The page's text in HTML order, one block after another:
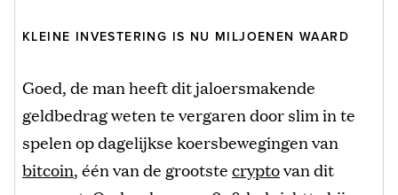
KLEINE INVESTERING IS NU MILJOENEN WAARD
Goed, de man heeft dit jaloersmakende
geldbedrag weten te vergaren door slim in te
spelen op dagelijkse koersbewegingen van
bitcoin, één van de grootstecryptovan dit